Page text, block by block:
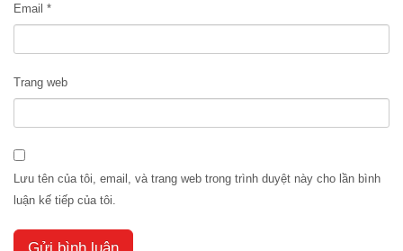
Email *
Trang web
Lưu tên của tôi, email, và trang web trong trình duyệt này cho lần bình
luận kế tiếp của tôi.